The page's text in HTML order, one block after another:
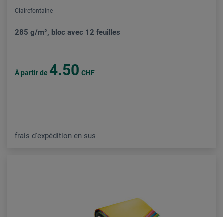
Clairefontaine
285 g/m², bloc avec 12 feuilles
À partir de 4.50 CHF
frais d'expédition en sus